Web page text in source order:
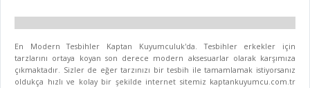
En Modern Tesbihler Kaptan Kuyumculuk'da. Tesbihler erkekler için
tarzlarını ortaya koyan son derece modern aksesuarlar olarak karşımıza
çıkmaktadır. Sizler de eğer tarzınızı bir tesbih ile tamamlamak istiyorsanız
oldukça hızlı ve kolay bir şekilde internet sitemiz kaptankuyumcu.com.tr